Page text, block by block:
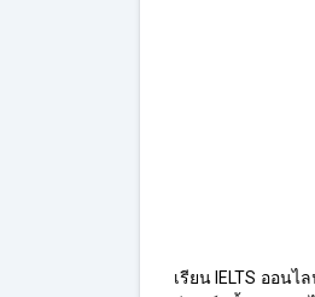
เรียน IELTS ออน